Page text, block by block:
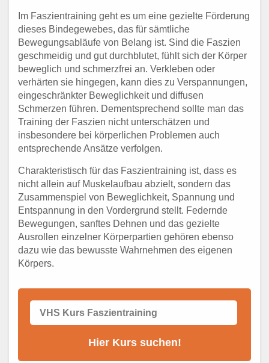
Im Faszientraining geht es um eine gezielte Förderung
dieses Bindegewebes, das für sämtliche
Bewegungsabläufe von Belang ist. Sind die Faszien
geschmeidig und gut durchblutet, fühlt sich der Körper
beweglich und schmerzfrei an. Verkleben oder
verhärten sie hingegen, kann dies zu Verspannungen,
eingeschränkter Beweglichkeit und diffusen
Schmerzen führen. Dementsprechend sollte man das
Training der Faszien nicht unterschätzen und
insbesondere bei körperlichen Problemen auch
entsprechende Ansätze verfolgen.
Charakteristisch für das Faszientraining ist, dass es
nicht allein auf Muskelaufbau abzielt, sondern das
Zusammenspiel von Beweglichkeit, Spannung und
Entspannung in den Vordergrund stellt. Federnde
Bewegungen, sanftes Dehnen und das gezielte
Ausrollen einzelner Körperpartien gehören ebenso
dazu wie das bewusste Wahrnehmen des eigenen
Körpers.